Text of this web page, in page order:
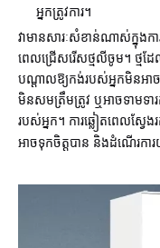
អ្នកត្រូវការ។
វាមានសារៈសំខាន់ណាស់ក្នុងកា
ពេលជ្រើសរើសថ្មលីចូម។ ថ្មដ
បណ្តាលឱ្យកង់របស់អ្នកមិនអា
មិនសមត្រឹមត្រូវ ឬអាចទាមទារ
របស់អ្នក។ ការឆ្លៀតពេលស្វែ
អាចទុកចិត្តបាន និងដំណើរការ